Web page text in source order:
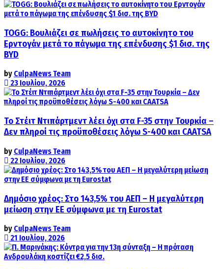
TOGG: Βουλιάζει σε πωλήσεις το αυτοκίνητο του
Ερντογάν μετά το πάγωμα της επένδυσης $1 δισ. της
BYD
by CulpaNews Team
23 Ιουλίου, 2026
Το Στέιτ Ντιπάρτμεντ λέει όχι στα F-35 στην Τουρκία –
Δεν πληροί τις προϋποθέσεις λόγω S-400 και CAATSA
by CulpaNews Team
22 Ιουλίου, 2026
Δημόσιο χρέος: Στο 143,5% του ΑΕΠ – Η μεγαλύτερη
μείωση στην ΕΕ σύμφωνα με τη Eurostat
by CulpaNews Team
21 Ιουλίου, 2026